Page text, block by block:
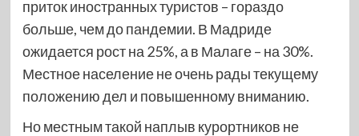
приток иностранных туристов – гораздо
больше, чем до пандемии. В Мадриде
ожидается рост на 25%, а в Малаге – на 30%.
Местное население не очень рады текущему
положению дел и повышенному вниманию.
Но местным такой наплыв курортников не